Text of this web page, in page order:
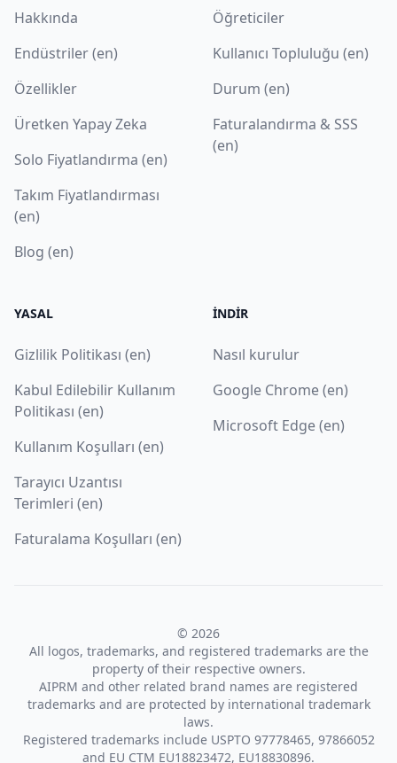
Hakkında
Endüstriler (en)
Özellikler
Üretken Yapay Zeka
Solo Fiyatlandırma (en)
Takım Fiyatlandırması
(en)
Blog (en)
Öğreticiler
Kullanıcı Topluluğu (en)
Durum (en)
Faturalandırma & SSS
(en)
YASAL
Gizlilik Politikası (en)
Kabul Edilebilir Kullanım
Politikası (en)
Kullanım Koşulları (en)
Tarayıcı Uzantısı
Terimleri (en)
Faturalama Koşulları (en)
İNDIR
Nasıl kurulur
Google Chrome (en)
Microsoft Edge (en)
© 2026
All logos, trademarks, and registered trademarks are the
property of their respective owners.
AIPRM and other related brand names are registered
trademarks and are protected by international trademark
laws.
Registered trademarks include USPTO 97778465, 97866052
and EU CTM EU18823472, EU18830896.